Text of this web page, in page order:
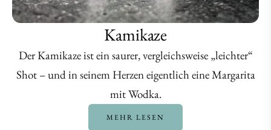
Kamikaze
Der Kamikaze ist ein saurer, vergleichsweise „leichter“
Shot – und in seinem Herzen eigentlich eine Margarita
mit Wodka.
MEHR LESEN